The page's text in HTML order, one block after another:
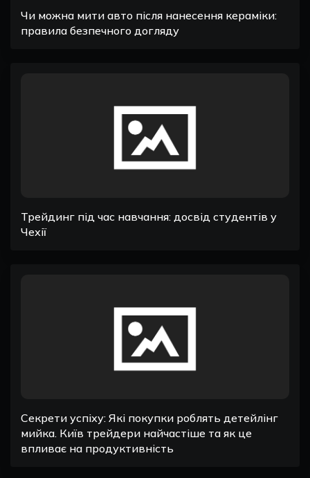
Чи можна мити авто після нанесення кераміки:
правила безпечного догляду
Трейдинг під час навчання: досвід студентів у
Чехії
Секрети успіху: Які покупки роблять детейлінг
мийка. Київ трейдери найчастіше та як це
впливає на продуктивність